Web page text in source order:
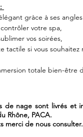
gràce à ses
votre spa,
vos soirées,
tactile si vous souhaitez
totale bien-être
nage sont livrés et
Rhône, PACA.
merci de nous consulter.